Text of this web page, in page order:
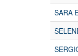
SARA